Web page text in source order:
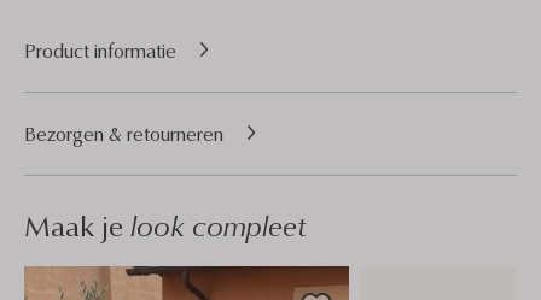
Product informatie
Bezorgen & retourneren
Maak je look compleet